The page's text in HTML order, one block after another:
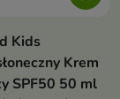
Kids
Krem
SPF50 50 ml